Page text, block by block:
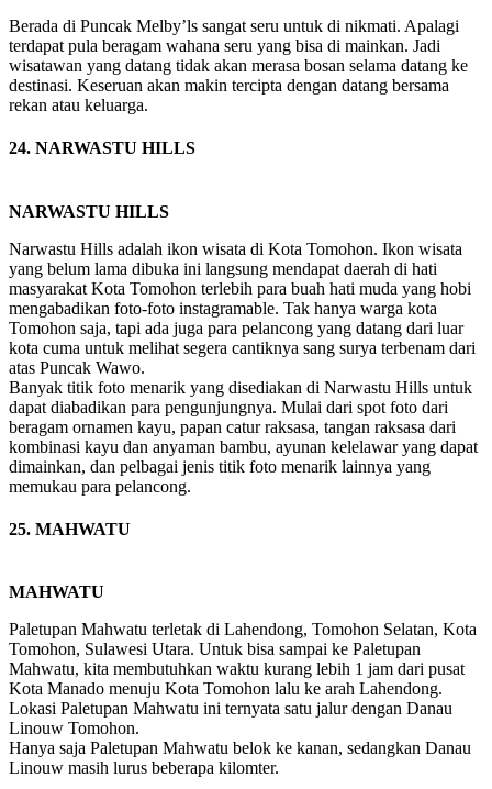
Berada di Puncak Melby’ls sangat seru untuk di nikmati. Apalagi
terdapat pula beragam wahana seru yang bisa di mainkan. Jadi
wisatawan yang datang tidak akan merasa bosan selama datang ke
destinasi. Keseruan akan makin tercipta dengan datang bersama
rekan atau keluarga.
24. NARWASTU HILLS
NARWASTU HILLS
Narwastu Hills adalah ikon wisata di Kota Tomohon. Ikon wisata
yang belum lama dibuka ini langsung mendapat daerah di hati
masyarakat Kota Tomohon terlebih para buah hati muda yang hobi
mengabadikan foto-foto instagramable. Tak hanya warga kota
Tomohon saja, tapi ada juga para pelancong yang datang dari luar
kota cuma untuk melihat segera cantiknya sang surya terbenam dari
atas Puncak Wawo.
Banyak titik foto menarik yang disediakan di Narwastu Hills untuk
dapat diabadikan para pengunjungnya. Mulai dari spot foto dari
beragam ornamen kayu, papan catur raksasa, tangan raksasa dari
kombinasi kayu dan anyaman bambu, ayunan kelelawar yang dapat
dimainkan, dan pelbagai jenis titik foto menarik lainnya yang
memukau para pelancong.
25. MAHWATU
MAHWATU
Paletupan Mahwatu terletak di Lahendong, Tomohon Selatan, Kota
Tomohon, Sulawesi Utara. Untuk bisa sampai ke Paletupan
Mahwatu, kita membutuhkan waktu kurang lebih 1 jam dari pusat
Kota Manado menuju Kota Tomohon lalu ke arah Lahendong.
Lokasi Paletupan Mahwatu ini ternyata satu jalur dengan Danau
Linouw Tomohon.
Hanya saja Paletupan Mahwatu belok ke kanan, sedangkan Danau
Linouw masih lurus beberapa kilomter.